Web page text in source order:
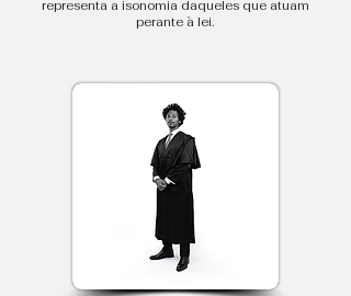
representa a isonomia daqueles que atuam
perante à lei.